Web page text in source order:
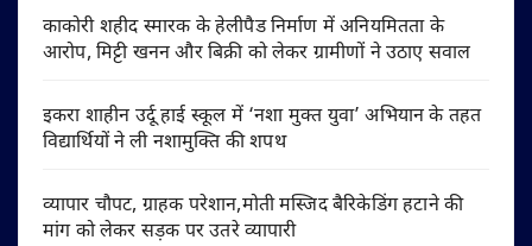
काकोरी शहीद स्मारक के हेलीपैड निर्माण में अनियमितता के
आरोप, मिट्टी खनन और बिक्री को लेकर ग्रामीणों ने उठाए सवाल
इकरा शाहीन उर्दू हाई स्कूल में ‘नशा मुक्त युवा’ अभियान के तहत
विद्यार्थियों ने ली नशामुक्ति की शपथ
व्यापार चौपट, ग्राहक परेशान,मोती मस्जिद बैरिकेडिंग हटाने की
मांग को लेकर सड़क पर उतरे व्यापारी